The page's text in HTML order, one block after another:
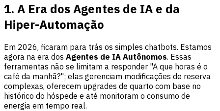
1. A Era dos Agentes de IA e da
Hiper-Automação
Em 2026, ficaram para trás os simples chatbots. Estamos
agora na era dos Agentes de IA Autônomos. Essas
ferramentas não se limitam a responder "A que horas é o
café da manhã?"; elas gerenciam modificações de reserva
complexas, oferecem upgrades de quarto com base no
histórico do hóspede e até monitoram o consumo de
energia em tempo real.